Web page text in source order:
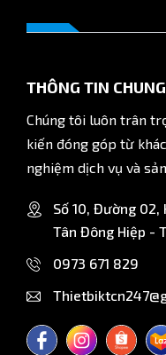
THÔNG TIN CHUNG
Chúng tôi luôn trân
kiến đóng góp từ
nghiệm dịch vụ và
Số 10, Đường 02,
Tân Đông Hiệp -
0973 671 829